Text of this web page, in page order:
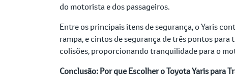
do motorista e dos passageiros.
Entre os principais itens de segurança, o Yaris
rampa, e cintos de segurança de três pontos
colisões, proporcionando tranquilidade para o
Conclusão: Por que Escolher o Toyota Yaris para